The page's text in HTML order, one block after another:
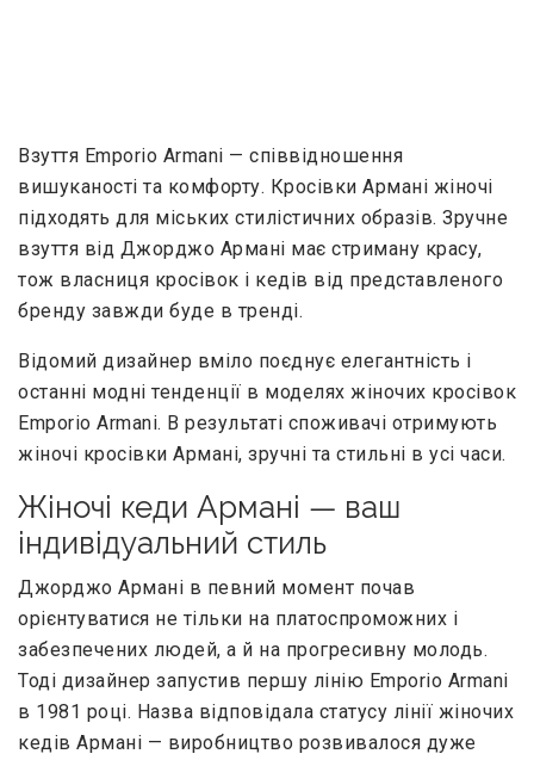
Взуття Emporio Armani — співвідношення
вишуканості та комфорту. Кросівки Армані жіночі
підходять для міських стилістичних образів. Зручне
взуття від Джорджо Армані має стриману красу,
тож власниця кросівок і кедів від представленого
бренду завжди буде в тренді.
Відомий дизайнер вміло поєднує елегантність і
останні модні тенденції в моделях жіночих кросівок
Emporio Armani. В результаті споживачі отримують
жіночі кросівки Армані, зручні та стильні в усі часи.
Жіночі кеди Армані — ваш
індивідуальний стиль
Джорджо Армані в певний момент почав
орієнтуватися не тільки на платоспроможних і
забезпечених людей, а й на прогресивну молодь.
Тоді дизайнер запустив першу лінію Emporio Armani
в 1981 році. Назва відповідала статусу лінії жіночих
кедів Армані — виробництво розвивалося дуже